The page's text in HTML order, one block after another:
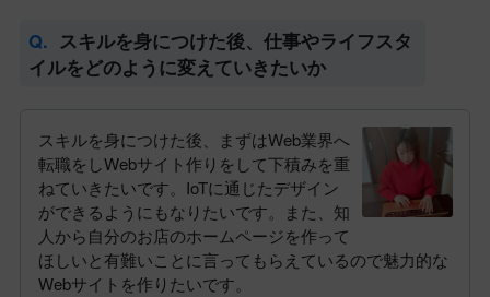
スキルを身につけた後、仕事やライフスタ
イルをどのように変えていきたいか
スキルを身につけた後、まずはWeb業界へ
転職をしWebサイト作りをして下積みを重
ねていきたいです。IoTに通じたデザイン
ができるようにもなりたいです。また、知
人から自分のお店のホームページを作って
ほしいと有難いことに言ってもらえているので魅力的な
Webサイトを作りたいです。